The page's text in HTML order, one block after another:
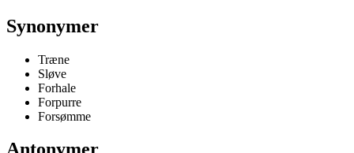
Synonymer
Træne
Sløve
Forhale
Forpurre
Forsømme